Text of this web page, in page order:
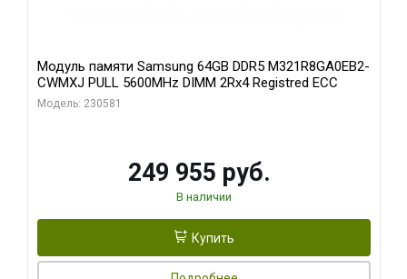
Модуль памяти Samsung 64GB DDR5 M321R8GA0EB2-
CWMXJ PULL 5600MHz DIMM 2Rx4 Registred ECC
Модель: 230581
249 955 руб.
В наличии
Купить